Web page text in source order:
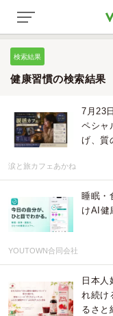
検索結果
健康習慣の検索結果
7月23
ペシャ
げ、質
涙と旅カフェあかね
睡眠・
けAI健
YOUTOWN合同会社
日本人
れ続け
るさと